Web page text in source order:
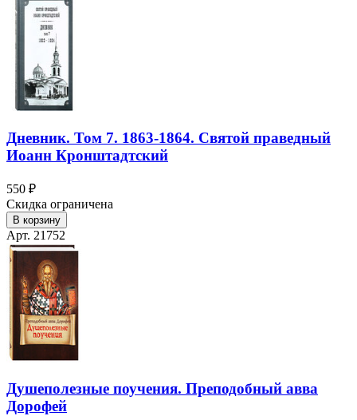
Дневник. Том 7. 1863-1864. Святой праведный
Иоанн Кронштадтский
550 ₽
Скидка ограничена
В корзину
Арт. 21752
Душеполезные поучения. Преподобный авва
Дорофей